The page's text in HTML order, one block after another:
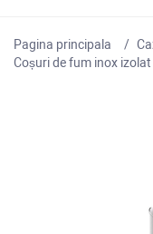
Pagina principala
Coșuri de fum inox